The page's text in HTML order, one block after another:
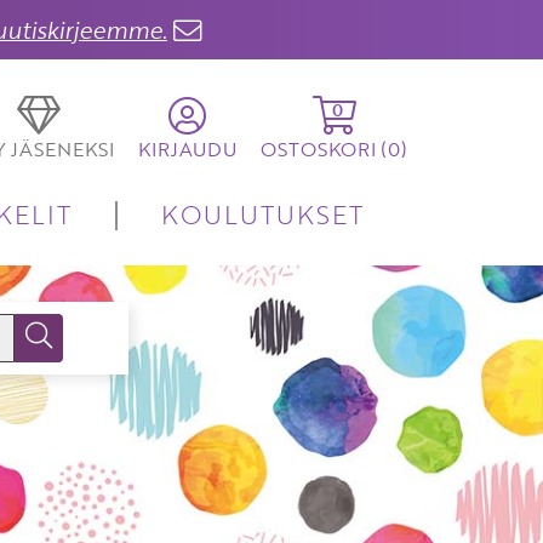
JÄSENEKSI KIRJAUDU
0
OSTOSKORI (0)
KOULUTUKSET